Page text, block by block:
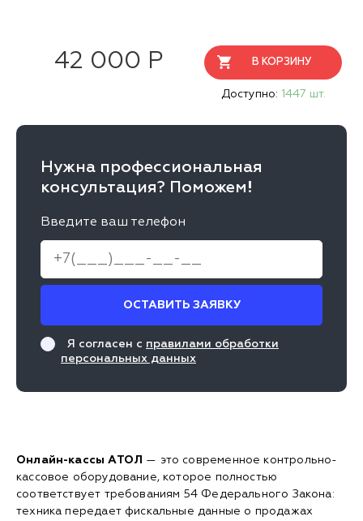
42 000 Р В КОРЗИНУ
Доступно: 1447 шт.
Нужна профессиональная
консультация? Поможем!
Введите ваш телефон
ОСТАВИТЬ ЗАЯВКУ
Я согласен с правилами обработки
персональных данных
Онлайн-кассы АТОЛ — это современное контрольно-
кассовое оборудование, которое полностью
соответствует требованиям 54 Федерального Закона:
техника передает фискальные данные о продажах